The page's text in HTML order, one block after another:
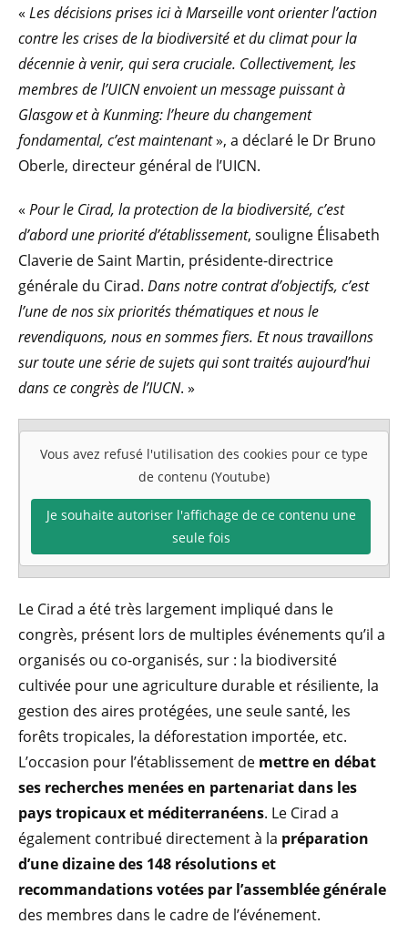
« Les décisions prises ici à Marseille vont orienter l’action
contre les crises de la biodiversité et du climat pour la
décennie à venir, qui sera cruciale. Collectivement, les
membres de l’UICN envoient un message puissant à
Glasgow et à Kunming: l’heure du changement
fondamental, c’est maintenant», a déclaré le Dr Bruno
Oberle, directeur général de l’UICN.
« Pour le Cirad, la protection de la biodiversité, c’est
d’abord une priorité d’établissement, souligne Élisabeth
Claverie de Saint Martin, présidente-directrice
générale du Cirad. Dans notre contrat d’objectifs, c’est
l’une de nos six priorités thématiques et nous le
revendiquons, nous en sommes fiers. Et nous travaillons
sur toute une série de sujets qui sont traités aujourd’hui
dans ce congrès de l’IUCN. »
Vous avez refusé l'utilisation des cookies pour ce type
de contenu (Youtube)
Je souhaite autoriser l'affichage de ce contenu une
seule fois
Le Cirad a été très largement impliqué dans le
congrès, présent lors de multiples événements qu’il a
organisés ou co-organisés, sur : la biodiversité
cultivée pour une agriculture durable et résiliente, la
gestion des aires protégées, une seule santé, les
forêts tropicales, la déforestation importée, etc.
L’occasion pour l’établissement de mettre en débat
ses recherches menées en partenariat dans les
pays tropicaux et méditerranéens. Le Cirad a
également contribué directement à la préparation
d’une dizaine des 148 résolutions et
recommandations votées par l’assemblée générale
des membres dans le cadre de l’événement.